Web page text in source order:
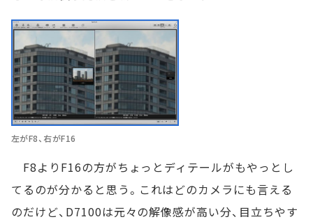
左がF8、右がF16
F8よりF16の方がちょっとディテールがもやっとし
てるのが分かると思う。これはどのカメラにも言える
のだけど、D7100は元々の解像感が高い分、目立ちやす